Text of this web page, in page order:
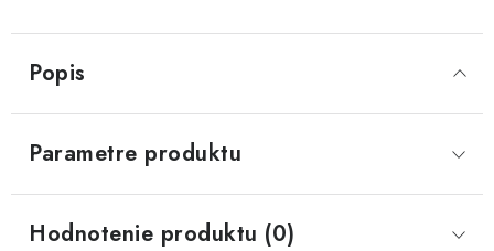
Popis
Parametre produktu
Hodnotenie produktu (0)